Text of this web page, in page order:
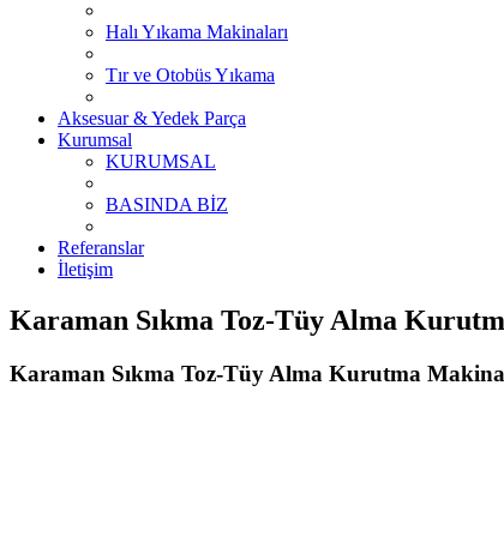
Halı Yıkama Makinaları
Tır ve Otobüs Yıkama
Aksesuar & Yedek Parça
Kurumsal
KURUMSAL
BASINDA BİZ
Referanslar
İletişim
Karaman Sıkma Toz-Tüy Alma
Karaman Sıkma Toz-Tüy Alma Kurutma